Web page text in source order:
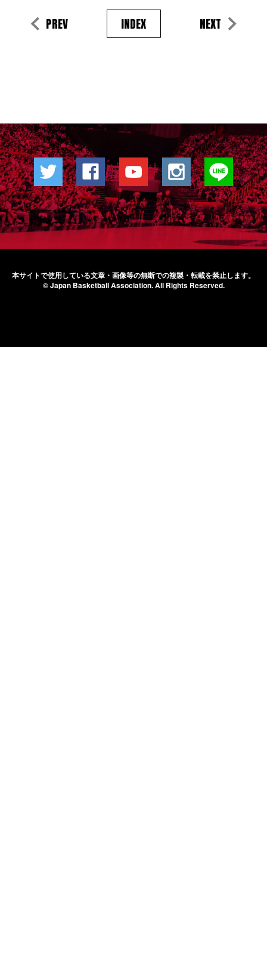
PREV INDEX NEXT
本サイトで使用している文章・画像等の無断での複製・転載を禁止します。
© Japan Basketball Association.All Rights Reserved.